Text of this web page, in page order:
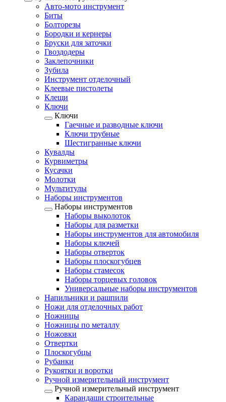
Авто-мото инструмент
Биты
Болторезы
Бородки и кернеры
Бруски для заточки
Гвоздодеры
Заклепочники
Зубила
Инструмент отделочный
Клеевые пистолеты
Клещи
Ключи
Ключи
Гаечные и разводные ключи
Ключи трубные
Шестигранные ключи
Кувалды
Курвиметры
Кусачки
Молотки
Мультитулы
Наборы инструментов
Наборы инструментов
Наборы выколоток
Наборы для разметки
Наборы инструментов для автомобиля
Наборы ключей
Наборы отверток
Наборы плоскогубцев
Наборы стамесок
Наборы торцевых головок
Универсальные наборы инструментов
Напильники и рашпили
Ножи для отделочных работ
Ножницы
Ножницы по металлу
Ножовки
Отвертки
Плоскогубцы
Рубанки
Рукоятки и воротки
Ручной измерительный инструмент
Ручной измерительный инструмент
Карандаши строительные